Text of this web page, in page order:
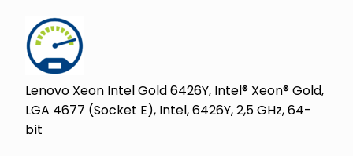
Lenovo Xeon Intel Gold 6426Y, Intel® Xeon® Gold,
LGA 4677 (Socket E), Intel, 6426Y, 2,5 GHz, 64-
bit